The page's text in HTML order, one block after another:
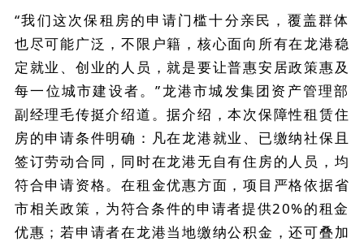
“我们这次保租房的申请门槛十分亲民，覆盖群体
也尽可能广泛，不限户籍，核心面向所有在龙港稳
定就业、创业的人员，就是要让普惠安居政策惠及
每一位城市建设者。”龙港市城发集团资产管理部
副经理毛传挺介绍道。据介绍，本次保障性租赁住
房的申请条件明确：凡在龙港就业、已缴纳社保且
签订劳动合同，同时在龙港无自有住房的人员，均
符合申请资格。在租金优惠方面，项目严格依据省
市相关政策，为符合条件的申请者提供20%的租金
优惠；若申请者在龙港当地缴纳公积金，还可叠加